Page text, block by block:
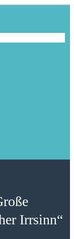
Irrsinn“